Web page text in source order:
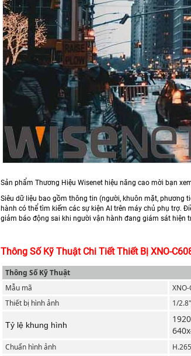
Sản phẩm Thương Hiệu Wisenet hiệu năng cao mời bạn
Siêu dữ liệu bao gồm thông tin (người, khuôn mặt, phương
hành có thể tìm kiếm các sự kiện AI trên máy chủ phụ trợ.
giảm báo động sai khi người vận hành đang giám sát hiện
Thông Số Kỹ Thuật Chi Tiết Thiết Bị XNO-
Thông Số Kỹ Thuật
Mẫu mã
Thiết bị hình ảnh
1/
Tỷ lệ khung hình
Chuẩn hình ảnh